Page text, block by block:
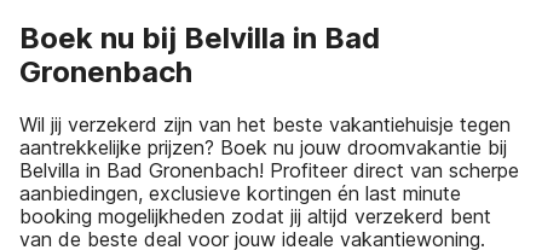
Boek nu bij Belvilla in Bad
Gronenbach
Wil jij verzekerd zijn van het beste vakantiehuisje tegen
aantrekkelijke prijzen? Boek nu jouw droomvakantie bij
Belvilla in Bad Gronenbach! Profiteer direct van scherpe
aanbiedingen, exclusieve kortingen én last minute
booking mogelijkheden zodat jij altijd verzekerd bent
van de beste deal voor jouw ideale vakantiewoning.